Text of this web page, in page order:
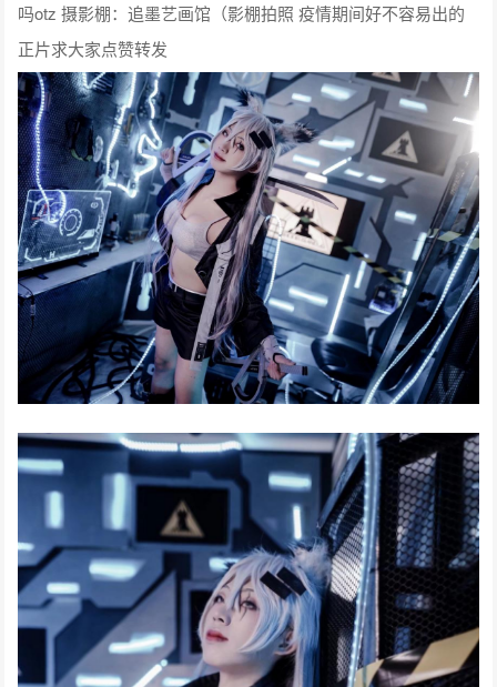
吗otz 摄影棚：追墨艺画馆（影棚拍照 疫情期间好不容易出的
正片求大家点赞转发